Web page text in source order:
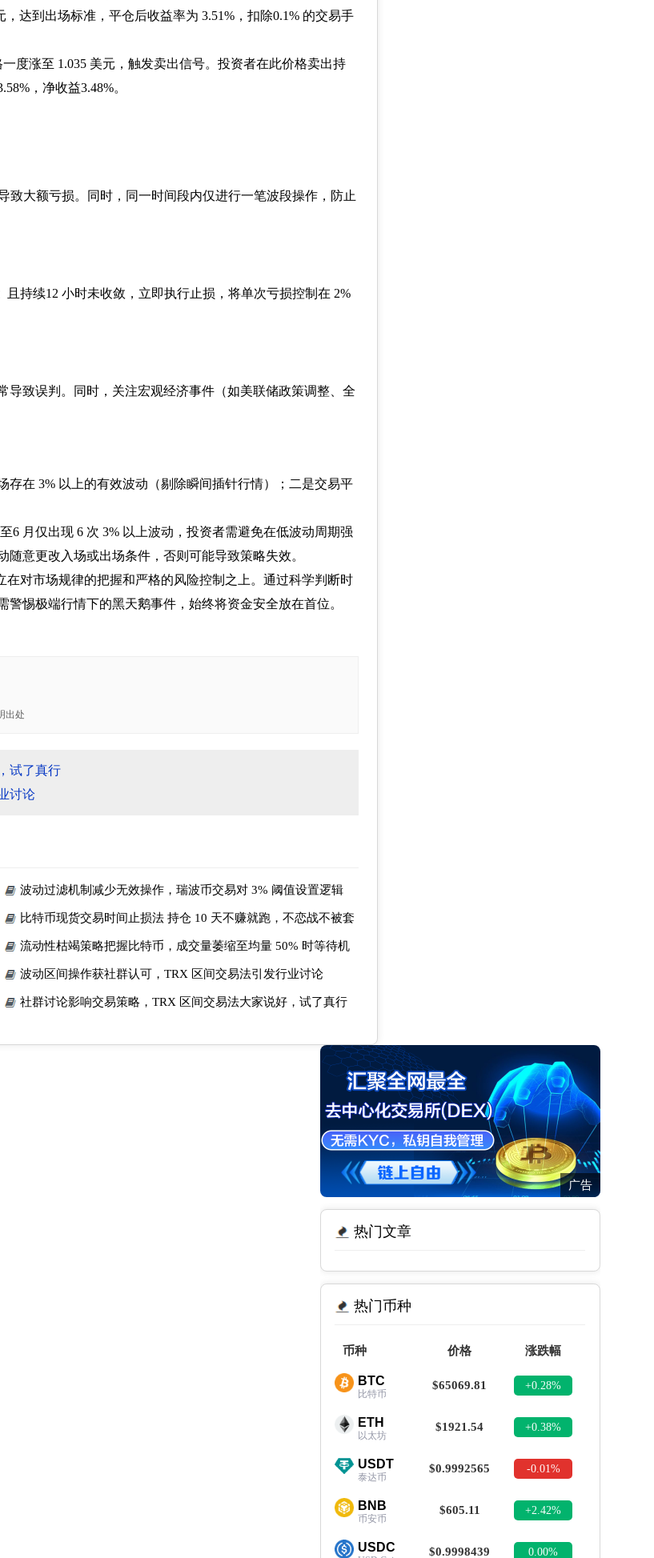
达到出场标准，平仓后收益率为 3.51%，扣除0.1% 的交易手
度涨至 1.035 美元，触发卖出信号。投资者在此价格卖出持
，净收益3.48%。
致大额亏损。同时，同一时间段内仅进行一笔波段操作，防止
持续12 小时未收敛，立即执行止损，将单次亏损控制在 2%
致误判。同时，关注宏观经济事件（如美联储政策调整、全
在 3% 以上的有效波动（剔除瞬间插针行情）；二是交易平
6 月仅出现 6 次 3% 以上波动，投资者需避免在低波动周期强
意更改入场或出场条件，否则可能导致策略失效。
对市场规律的把握和严格的风险控制之上。通过科学判断时
惕极端行情下的黑天鹅事件，始终将资金安全放在首位。
出处
试了真行
讨论
波动过滤机制减少无效操作，瑞波币交易对 3% 阈值设置逻辑
比特币现货交易时间止损法 持仓 10 天不赚就跑，不恋战不被套
流动性枯竭策略把握比特币，成交量萎缩至均量 50% 时等待机
波动区间操作获社群认可，TRX 区间交易法引发行业讨论
社群讨论影响交易策略，TRX 区间交易法大家说好，试了真行
广告
热门文章
热门币种
币种 价格 涨跌幅
BTC
比特币
$65069.81 +0.28%
ETH
以太坊
$1921.54 +0.38%
USDT
泰达币
$0.9992565 -0.01%
BNB
币安币
$605.11 +2.42%
USDC $0.9998439 0.00%